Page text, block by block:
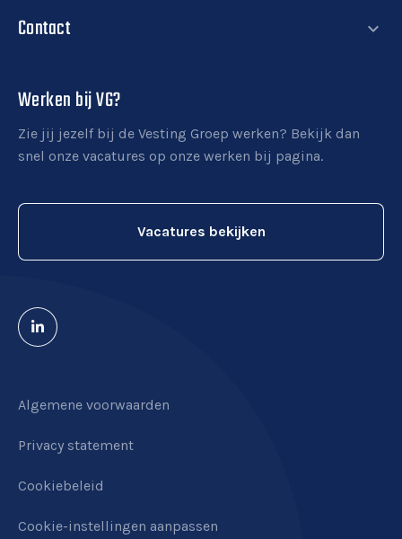
Werken bij Vesting Groep
Contact expand_more
De Vesting 37-A
7722GA
Werken bij VG?
Zie jij jezelf bij de Vesting Groep werken? Bekijk dan
snel onze vacatures op onze werken bij pagina.
Vacatures bekijken
Algemene voorwaarden
Privacy statement
Cookiebeleid
Cookie-instellingen aanpassen